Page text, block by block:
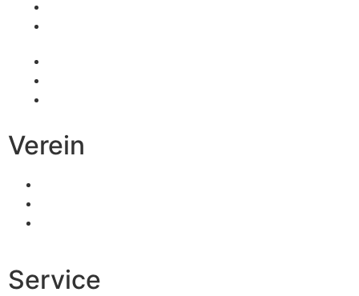
Verein
Service